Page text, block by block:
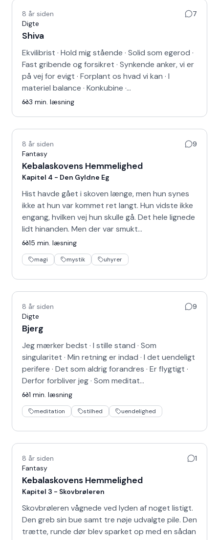
8 år siden
7
Digte
Shiva
Ekvilibrist · Hold mig stående · Solid som egerod ·
Fast gribende og forsikret · Synkende anker, vi er
på vej for evigt · Forplant os hvad vi kan · I
materiel balance · Konkubine ·…
3 min. læsning
8 år siden
9
Fantasy
Kebalaskovens Hemmelighed
Kapitel 4 - Den Gyldne Eg
Hist havde gået i skoven længe, men hun synes
ikke at hun var kommet ret langt. Hun vidste ikke
engang, hvilken vej hun skulle gå. Det hele lignede
lidt hinanden. Men der var smukt…
15 min. læsning
magi mystik uhyrer
8 år siden
9
Digte
Bjerg
Jeg mærker bedst · I stille stand · Som
singularitet · Min retning er indad · I det uendeligt
perifere · Det som aldrig forandres · Er flygtigt ·
Derfor forbliver jeg · Som meditat…
1 min. læsning
meditation stilhed uendelighed
8 år siden
1
Fantasy
Kebalaskovens Hemmelighed
Kapitel 3 - Skovbrøleren
Skovbrøleren vågnede ved lyden af noget listigt.
Den greb sin bue samt tre nøje udvalgte pile. Den
trætte, runde dør blev sparket op med en sådan